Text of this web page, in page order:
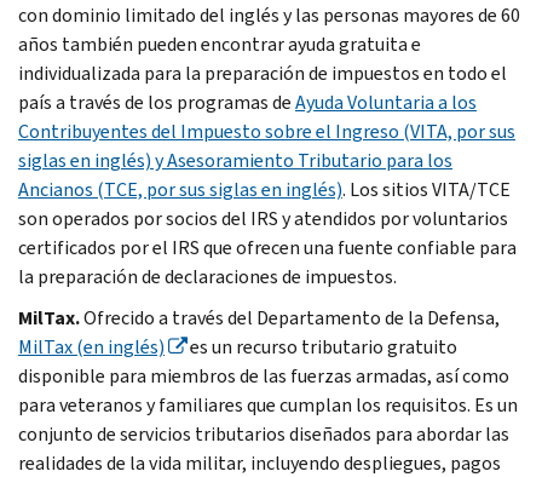
con dominio limitado del inglés y las personas mayores de 60
años también pueden encontrar ayuda gratuita e
individualizada para la preparación de impuestos en todo el
país a través de los programas deAyuda Voluntaria a los
Contribuyentes del Impuesto sobre el Ingreso (VITA, por sus
siglas en inglés) y Asesoramiento Tributario para los
Ancianos (TCE, por sus siglas en inglés). Los sitios VITA/TCE
son operados por socios del IRS y atendidos por voluntarios
certificados por el IRS que ofrecen una fuente confiable para
la preparación de declaraciones de impuestos.
MilTax.Ofrecido a través del Departamento de la Defensa,
MilTax(en inglés)
es un recurso tributario gratuito
disponible para miembros de las fuerzas armadas, así como
para veteranos y familiares que cumplan los requisitos. Es un
conjunto de servicios tributarios diseñados para abordar las
realidades de la vida militar, incluyendo despliegues, pagos